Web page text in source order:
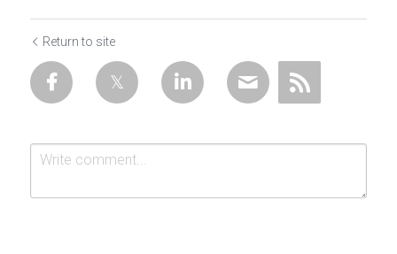
Return to site